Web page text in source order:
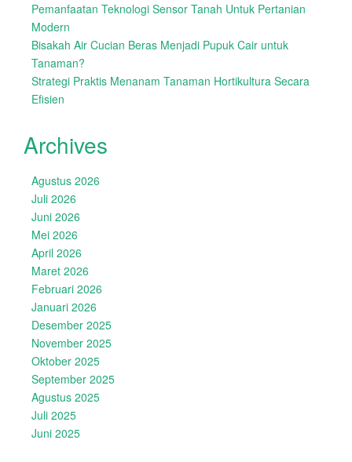
Pemanfaatan Teknologi Sensor Tanah Untuk Pertanian
Modern
Bisakah Air Cucian Beras Menjadi Pupuk Cair untuk
Tanaman?
Strategi Praktis Menanam Tanaman Hortikultura Secara
Efisien
Archives
Agustus 2026
Juli 2026
Juni 2026
Mei 2026
April 2026
Maret 2026
Februari 2026
Januari 2026
Desember 2025
November 2025
Oktober 2025
September 2025
Agustus 2025
Juli 2025
Juni 2025